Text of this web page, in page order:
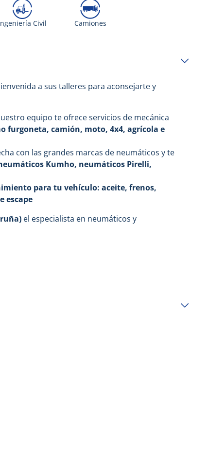
Civil Camiones
a sus talleres para aconsejarte y
equipo te ofrece servicios de mecánica
furgoneta, camión, moto, 4x4, agrícola e
con las grandes marcas de neumáticos y te
Kumho, neumáticos Pirelli,
para tu vehículo: aceite, frenos,
escape
el especialista en neumáticos y